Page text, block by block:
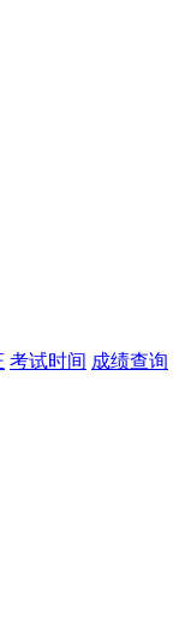
考试时间 成绩查询